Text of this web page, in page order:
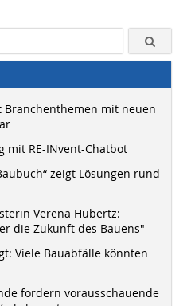
Branchenthemen mit neuen
mit RE-INvent-Chatbot
zeigt Lösungen rund
Verena Hubertz:
die Zukunft des Bauens"
Viele Bauabfälle könnten
fordern vorausschauende